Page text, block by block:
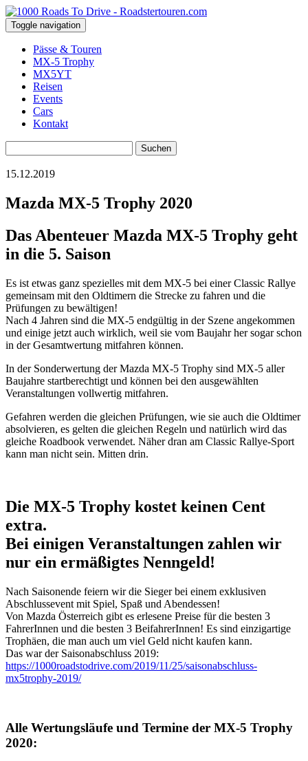
Toggle navigation
Pässe & Touren
MX-5 Trophy
MX5YT
Reisen
Events
Cars
Kontakt
nach:
15.12.2019
Mazda MX-5 Trophy 2020
Das Abenteuer Mazda MX-5 Trophy geht
in die 5. Saison
Es ist etwas ganz spezielles mit dem MX-5 bei einer Classic Rallye
gemeinsam mit den Oldtimern die Strecke zu fahren und die
Prüfungen zu bewältigen!
Nach 4 Jahren sind die MX-5 endgültig in der Szene angekommen
und einige jetzt auch wirklich, weil sie vom Baujahr her sogar schon
in der Gesamtwertung mitfahren können.
In der Sonderwertung der Mazda MX-5 Trophy sind MX-5 aller
Baujahre startberechtigt und können bei den ausgewählten
Veranstaltungen vollwertig mitfahren.
Gefahren werden die gleichen Prüfungen, wie sie auch die Oldtimer
absolvieren, es gelten die gleichen Regeln und natürlich wird das
gleiche Roadbook verwendet. Näher dran am Classic Rallye-Sport
kann man nicht sein. Mitten drin.
Die MX-5 Trophy kostet keinen Cent
extra.
Bei einigen Veranstaltungen zahlen wir
nur ein ermäßigtes Nenngeld!
Nach Saisonende feiern wir die Sieger bei einem exklusiven
Abschlussevent mit Spiel, Spaß und Abendessen!
Von Mazda Österreich gibt es erlesene Preise für die besten 3
FahrerInnen und die besten 3 BeifahrerInnen! Es sind einzigartige
Trophäen, die man auch um viel Geld nicht kaufen kann.
Das war der Saisonabschluss 2019:
https://1000roadstodrive.com/2019/11/25/saisonabschluss-
mx5trophy-2019/
Alle Wertungsläufe und Termine der MX-5 Trophy
2020: